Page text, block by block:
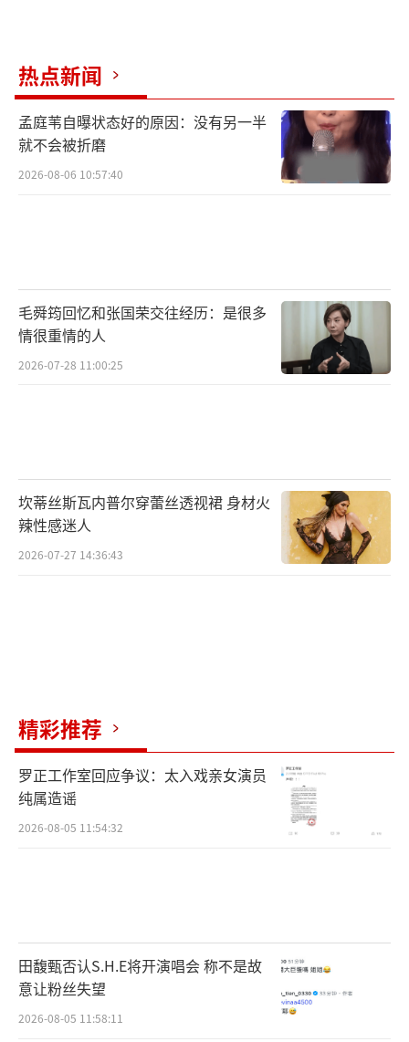
热点新闻
孟庭苇自曝状态好的原因：没有另一半
就不会被折磨
2026-08-06 10:57:40
毛舜筠回忆和张国荣交往经历：是很多
情很重情的人
2026-07-28 11:00:25
坎蒂丝斯瓦内普尔穿蕾丝透视裙 身材火
辣性感迷人
2026-07-27 14:36:43
精彩推荐
罗正工作室回应争议：太入戏亲女演员
纯属造谣
2026-08-05 11:54:32
田馥甄否认S.H.E将开演唱会 称不是故
意让粉丝失望
2026-08-05 11:58:11